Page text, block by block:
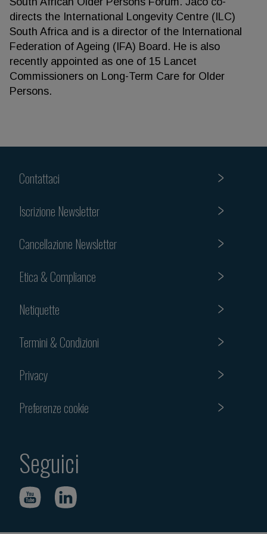
directs the International Longevity Centre (ILC)
South Africa and is a director of the International
Federation of Ageing (IFA) Board. He is also
recently appointed as one of 15 Lancet
Commissioners on Long-Term Care for Older
Persons.
Contattaci
Iscrizione Newsletter
Cancellazione Newsletter
Etica & Compliance
Netiquette
Termini & Condizioni
Privacy
Preferenze cookie
Seguici